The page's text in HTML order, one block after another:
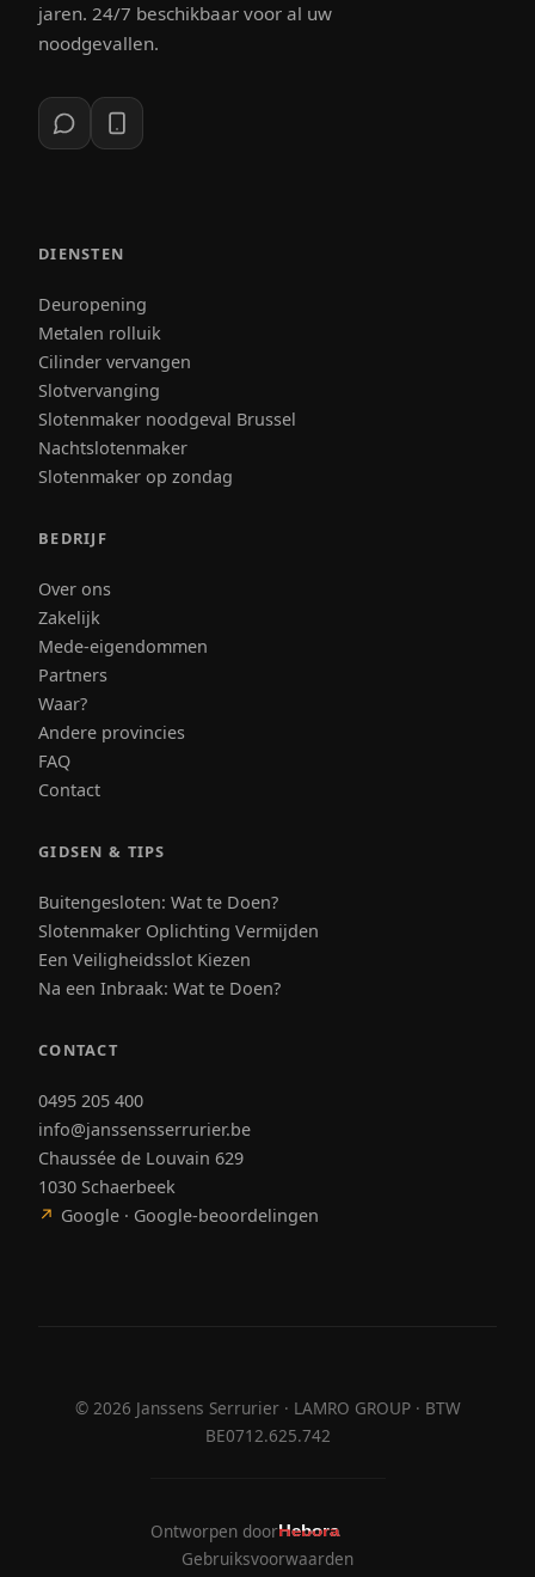
jaren. 24/7 beschikbaar voor al uw
noodgevallen.
DIENSTEN
Deuropening
Metalen rolluik
Cilinder vervangen
Slotvervanging
Slotenmaker noodgeval Brussel
Nachtslotenmaker
Slotenmaker op zondag
BEDRIJF
Over ons
Zakelijk
Mede-eigendommen
Partners
Waar?
Andere provincies
FAQ
Contact
GIDSEN & TIPS
Buitengesloten: Wat te Doen?
Slotenmaker Oplichting Vermijden
Een Veiligheidsslot Kiezen
Na een Inbraak: Wat te Doen?
CONTACT
0495 205 400
info@janssensserrurier.be
Chaussée de Louvain 629
1030 Schaerbeek
↗ Google · Google-beoordelingen
© 2026 Janssens Serrurier · LAMRO GROUP · BTW
BE0712.625.742
Ontworpen doorHebora
Hebora
Gebruiksvoorwaarden